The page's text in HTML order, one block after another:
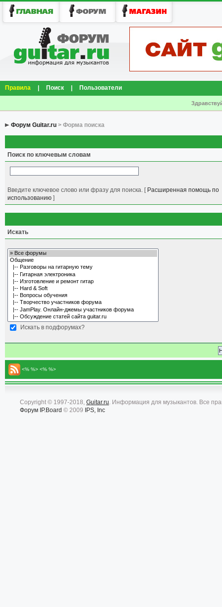
Правила Поиск Пользователи
Форум Guitar.ru > Форма поиска
Поиск по ключевым словам
Введите ключевое слово или фразу для поиска. [ Расширенная помощь по
использованию ]
Искать
Искать в подфорумах?
<% %> <% %>
Copyright © 1997-2018, Guitar.ru. Информация для музыкантов. Все
Форум IP.Board © 2009 IPS, Inc